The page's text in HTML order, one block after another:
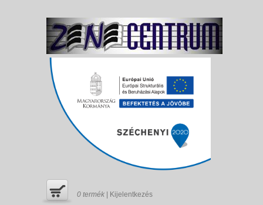
0 termék Kijelentkezés